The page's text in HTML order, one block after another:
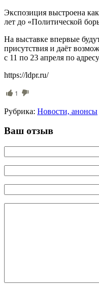
Экспозиция выстроена
лет до «Политической
На выставке впервые
присутствия и даёт
с 11 по 23 апреля по
https://ldpr.ru/
1
Рубрика: Новости, анонсы
Ваш отзыв